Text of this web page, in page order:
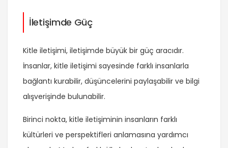
İletişimde Güç
Kitle iletişimi, iletişimde büyük bir güç aracıdır.
İnsanlar, kitle iletişimi sayesinde farklı insanlarla
bağlantı kurabilir, düşüncelerini paylaşabilir ve bilgi
alışverişinde bulunabilir.
Birinci nokta, kitle iletişiminin insanların farklı
kültürleri ve perspektifleri anlamasına yardımcı